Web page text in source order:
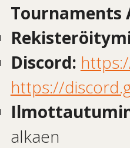
Tournaments
Discord:
https://
alkaen